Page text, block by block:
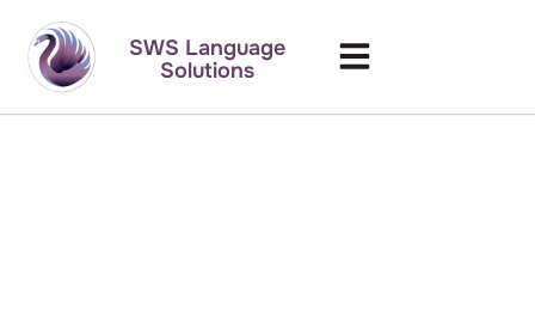
SWS Language
Solutions